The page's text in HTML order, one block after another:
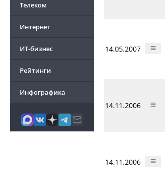
Телеком
Интернет
ИТ-бизнес
Рейтинги
Инфографика
14.05.2007
14.11.2006
14.11.2006